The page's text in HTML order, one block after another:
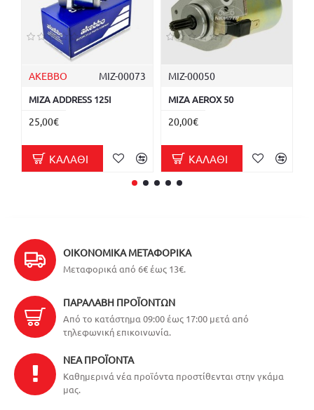
AKEBBO ΜΙΖ-00073
ΜΙΖΑ ADDRESS 125I
25,00€
ΚΑΛΆΘΙ
ΜΙΖ-00050
ΜΙΖΑ AEROX 50
20,00€
ΚΑΛΆΘΙ
ΟΙΚΟΝΟΜΙΚΆ ΜΕΤΑΦΟΡΙΚΆ
Μεταφορικά από 6€ έως 13€.
ΠΑΡΑΛΑΒΉ ΠΡΟΪΌΝΤΩΝ
Από το κατάστημα 09:00 έως 17:00 μετά από
τηλεφωνική επικοινωνία.
ΝΈΑ ΠΡΟΪΌΝΤΑ
Καθημερινά νέα προϊόντα προστίθενται στην γκάμα
μας.